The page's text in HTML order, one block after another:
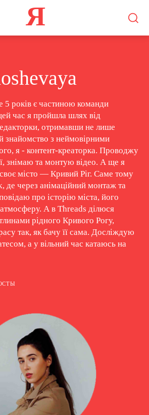
Я
5 років є частиною команди
час я пройшла шлях від
отримавши не лише
знайомство з неймовірними
я - контент-креаторка. Проводжу
знімаю та монтую відео. А ще я
місто — Кривий Ріг. Саме тому
де через анімаційний монтаж та
про історію міста, його
А в Threads ділюся
рідного Кривого Рогу,
так, як бачу її сама. Досліждую
а у вільний час катаюсь на